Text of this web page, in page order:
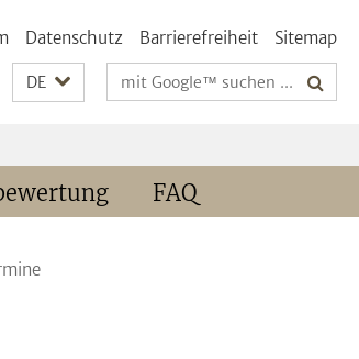
Datenschutz Barrierefreiheit Sitemap
DE Suchbegriffe
FAQ